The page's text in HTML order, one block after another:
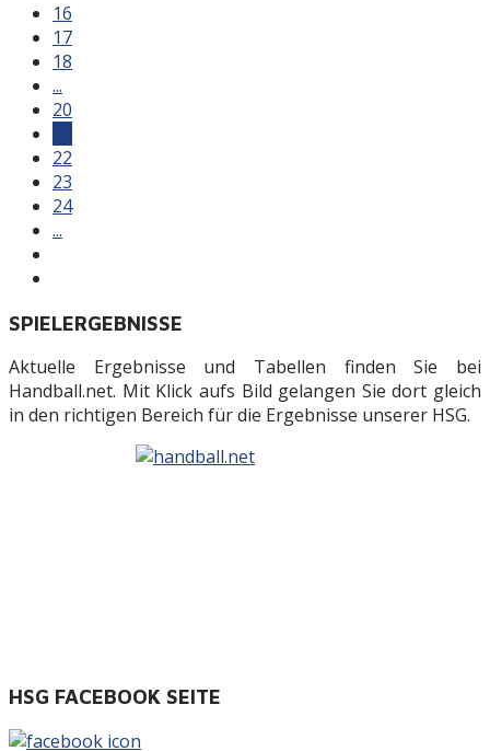
16
17
18
...
20
22
23
24
...
SPIELERGEBNISSE
Aktuelle Ergebnisse und Tabellen finden Sie bei
Handball.net. Mit Klick aufs Bild gelangen Sie dort gleich
in den richtigen Bereich für die Ergebnisse unserer HSG.
HSG FACEBOOK SEITE